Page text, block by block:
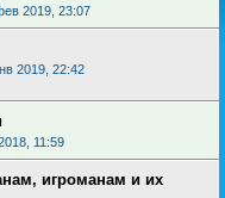
2019, 23:07
2019, 22:42
11:59
игроманам и их